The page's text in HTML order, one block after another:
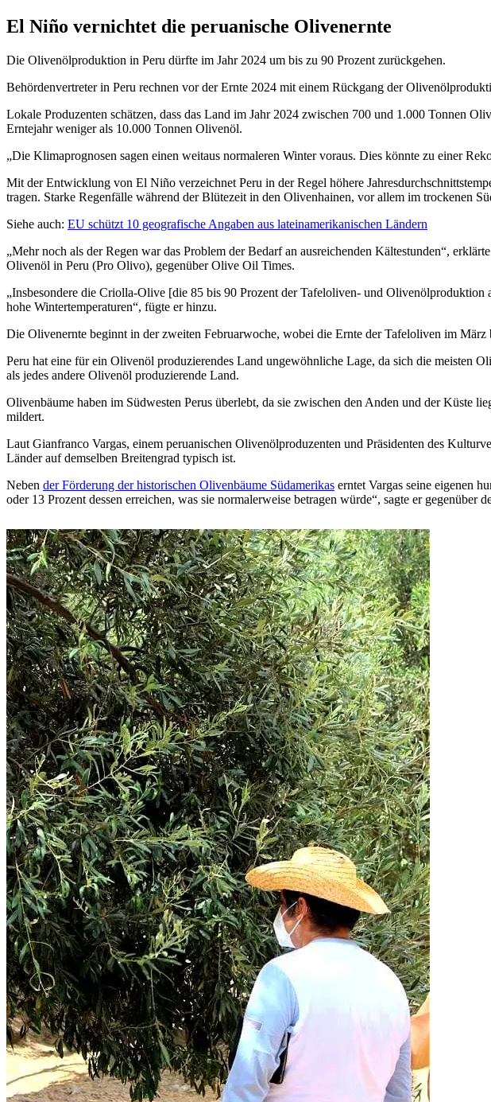
El Niño vernichtet die peruanische Olivenernte
Die Olivenölproduktion in Peru dürfte im Jahr 2024 um bis zu 90 Prozent zurückgehen.
Behördenvertreter in Peru rechnen vor der Ernte 2024 mit einem Rückgang der
Lokale Produzenten schätzen, dass das Land im Jahr 2024 zwischen 700 und 1.000 Tonnen
Erntejahr weniger als 10.000 Tonnen Olivenöl.
Die Klima­prognosen sagen einen weitaus normaleren Winter voraus. Dies könnte zu einer
Mit der Ent­wick­lung von El Niño ver­zeichnet Peru in der Regel höhere
tragen. Starke Regenfälle während der Blütezeit in den Olivenhainen, vor allem im trockenen
Siehe auch: EU schützt 10 geografische Angaben aus lateinamerikanischen Ländern
„Mehr noch als der Regen war das Problem der Bedarf an ausreichenden Kältestunden“,
Olivenöl in Peru (Pro Olivo), gegenüber Olive Oil Times.
„Insbesondere die Criolla-Olive [die 85 bis 90 Prozent der Tafeloliven- und
hohe Wintertemperaturen“, fügte er hinzu.
Die Olivenernte beginnt in der zweiten Februarwoche, wobei die Ernte der Tafeloliven im März
Peru hat eine für ein Olivenöl produzierendes Land ungewöhnliche Lage, da sich die meisten
als jedes andere Olivenöl produzierende Land.
Olivenbäume haben im Südwesten Perus überlebt, da sie zwischen den Anden und der Küste
mildert.
Laut Gianfranco Vargas, einem peruanischen Olivenölproduzenten und Präsidenten des
Länder auf demselben Breitengrad typisch ist.
Neben der Förderung der historischen Olivenbäume Südamerikas erntet Vargas seine eigenen
oder 13 Prozent dessen erreichen, was sie normalerweise betragen würde“, sagte er gegenüber